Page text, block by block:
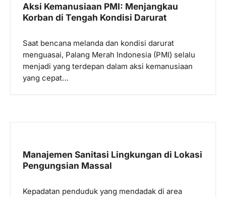
Aksi Kemanusiaan PMI: Menjangkau
Korban di Tengah Kondisi Darurat
Saat bencana melanda dan kondisi darurat
menguasai, Palang Merah Indonesia (PMI) selalu
menjadi yang terdepan dalam aksi kemanusiaan
yang cepat…
Manajemen Sanitasi Lingkungan di Lokasi
Pengungsian Massal
Kepadatan penduduk yang mendadak di area